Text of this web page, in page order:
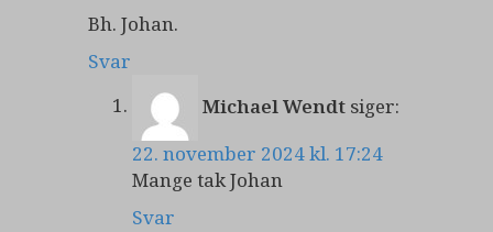
Bh. Johan.
Svar
Michael Wendt siger:
22. november 2024 kl. 17:24
Mange tak Johan
Svar